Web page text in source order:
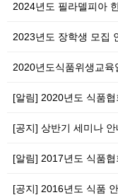
2024년도 필라델피아 한
2023년도 장학생 모집
2020년도식품위생교육
[알림] 2020년도 식품
[공지] 상반기 세미나 안
[알림] 2017년도 식품
[공지] 2016년도 식품